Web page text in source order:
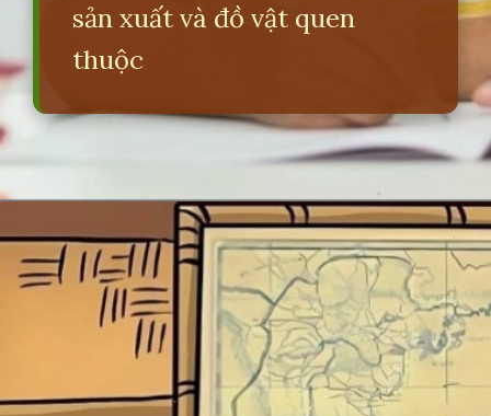
sản xuất và đồ vật quen
thuộc
https://erci.edu.vn/nhung-cau-do-ve-do-vat-kho-nhat